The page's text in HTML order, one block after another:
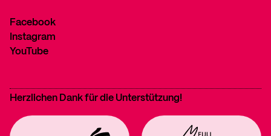
Facebook
Instagram
YouTube
Herzlichen Dank für die Unterstützung!